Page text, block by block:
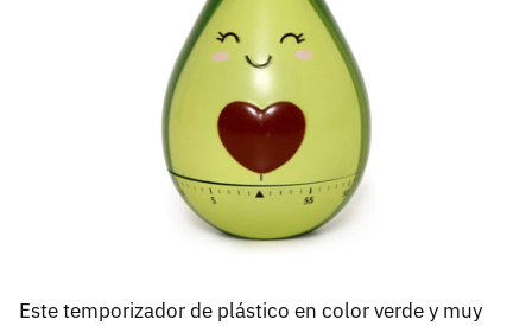
Este temporizador de plástico en color verde y muy